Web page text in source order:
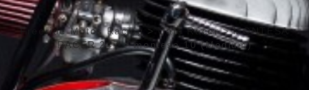
Freeride Motos Racing > Café Racer>MONTESA
RACER 247>montesa 10 (Medium)